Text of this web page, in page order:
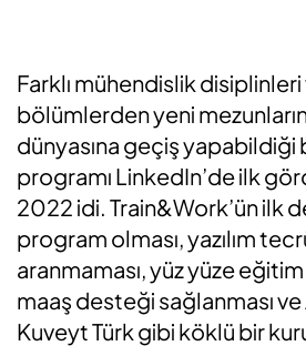
Farklı mühendislik disiplinleri
bölümlerden yeni
dünyasına geçiş yapabildiği
programı LinkedIn’de ilk
2022 idi. Train&Work’ün ilk
program olması, yazılım
aranmaması, yüz yüze
maaş desteği sağlanması
Kuveyt Türk gibi köklü bir